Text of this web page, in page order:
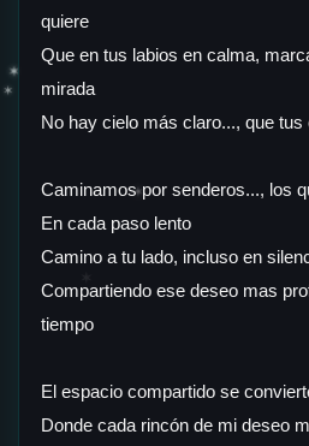
✶
✶
✶
quiere
Que en tus labios en calma,
mirada
No hay cielo más claro..., que
Caminamos por senderos..., los
En cada paso lento
Camino a tu lado, incluso en
Compartiendo ese deseo mas
tiempo
El espacio compartido se
Donde cada rincón de mi deseo